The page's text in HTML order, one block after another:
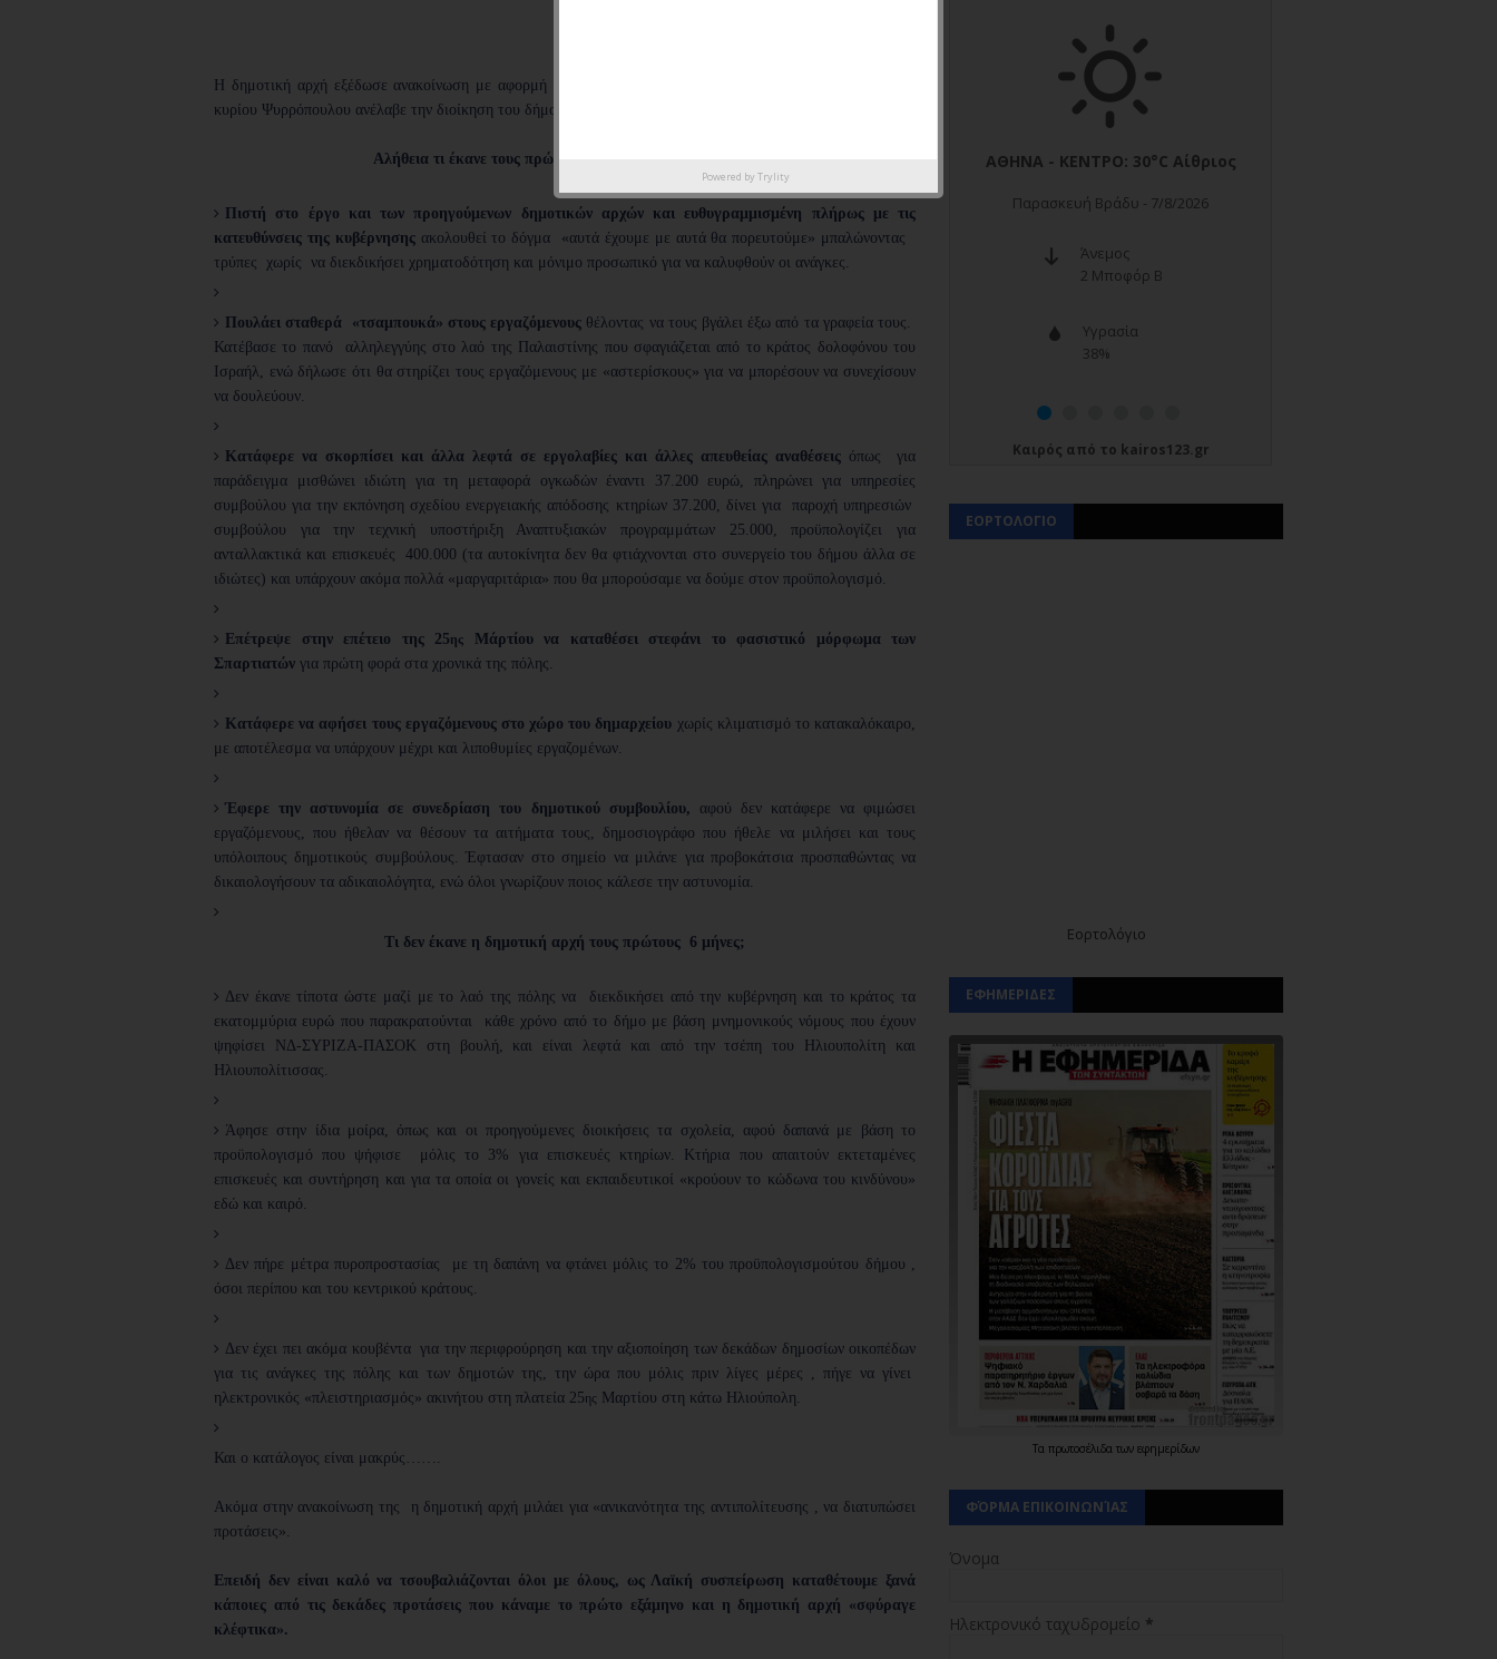
Η δημοτική αρχή εξέδωσε ανακοίνωση με αφορμή την περίοδο 6 μηνών από τότε που η παράταξη του
κυρίου Ψυρρόπουλου ανέλαβε την διοίκηση του δήμου.
Αλήθεια τι έκανε τους πρώτους 6 μήνες η νέα διοίκηση;
Πιστή στο έργο και των προηγούμενων δημοτικών αρχών και ευθυγραμμισμένη πλήρως με τις
κατευθύνσεις της κυβέρνησηςακολουθεί το δόγμα «αυτά έχουμε με αυτά θα πορευτούμε» μπαλώνοντας
τρύπες χωρίς να διεκδικήσει χρηματοδότηση και μόνιμο προσωπικό για να καλυφθούν οι ανάγκες.
Πουλάει σταθερά «τσαμπουκά» στους εργαζόμενους θέλοντας να τους βγάλει έξω από τα γραφεία τους.
Κατέβασε το πανό αλληλεγγύης στο λαό της Παλαιστίνης που σφαγιάζεται από το κράτος δολοφόνου του
Ισραήλ, ενώ δήλωσε ότι θα στηρίζει τους εργαζόμενους με «αστερίσκους» για να μπορέσουν να συνεχίσουν
να δουλεύουν.
Κατάφερε να σκορπίσει και άλλα λεφτά σε εργολαβίες και άλλες απευθείας αναθέσεις όπως για
παράδειγμα μισθώνει ιδιώτη για τη μεταφορά ογκωδών έναντι 37.200 ευρώ, πληρώνει για υπηρεσίες
συμβούλου για την εκπόνηση σχεδίου ενεργειακής απόδοσης κτηρίων 37.200, δίνει για παροχή υπηρεσιών
συμβούλου για την τεχνική υποστήριξη Αναπτυξιακών προγραμμάτων 25.000, προϋπολογίζει για
ανταλλακτικά και επισκευές 400.000 (τα αυτοκίνητα δεν θα φτιάχνονται στο συνεργείο του δήμου άλλα σε
ιδιώτες) και υπάρχουν ακόμα πολλά «μαργαριτάρια» που θα μπορούσαμε να δούμε στον προϋπολογισμό.
Επέτρεψε στην επέτειο της 25ης Μάρτίου να καταθέσει στεφάνι το φασιστικό μόρφωμα των
Σπαρτιατών για πρώτη φορά στα χρονικά της πόλης.
Κατάφερε να αφήσει τους εργαζόμενους στο χώρο του δημαρχείου χωρίς κλιματισμό το κατακαλόκαιρο,
με αποτέλεσμα να υπάρχουν μέχρι και λιποθυμίες εργαζομένων.
Έφερε την αστυνομία σε συνεδρίαση του δημοτικού συμβουλίου, αφού δεν κατάφερε να φιμώσει
εργαζόμενους, που ήθελαν να θέσουν τα αιτήματα τους, δημοσιογράφο που ήθελε να μιλήσει και τους
υπόλοιπους δημοτικούς συμβούλους. Έφτασαν στο σημείο να μιλάνε για προβοκάτσια προσπαθώντας να
δικαιολογήσουν τα αδικαιολόγητα, ενώ όλοι γνωρίζουν ποιος κάλεσε την αστυνομία.
Τι δεν έκανε η δημοτική αρχή τους πρώτους 6 μήνες;
Δεν έκανε τίποτα ώστε μαζί με το λαό της πόλης να διεκδικήσει από την κυβέρνηση και το κράτος τα
εκατομμύρια ευρώ που παρακρατούνται κάθε χρόνο από το δήμο με βάση μνημονικούς νόμους που έχουν
ψηφίσει ΝΔ-ΣΥΡΙΖΑ-ΠΑΣΟΚ στη βουλή, και είναι λεφτά και από την τσέπη του Ηλιουπολίτη και
Ηλιουπολίτισσας.
Άφησε στην ίδια μοίρα, όπως και οι προηγούμενες διοικήσεις τα σχολεία, αφού δαπανά με βάση το
προϋπολογισμό που ψήφισε μόλις το 3% για επισκευές κτηρίων. Κτήρια που απαιτούν εκτεταμένες
επισκευές και συντήρηση και για τα οποία οι γονείς και εκπαιδευτικοί «κρούουν το κώδωνα του κινδύνου»
εδώ και καιρό.
Δεν πήρε μέτρα πυροπροστασίας με τη δαπάνη να φτάνει μόλις το 2% του προϋπολογισμούτου δήμου ,
όσοι περίπου και του κεντρικού κράτους.
Δεν έχει πει ακόμα κουβέντα για την περιφρούρηση και την αξιοποίηση των δεκάδων δημοσίων οικοπέδων
για τις ανάγκες της πόλης και των δημοτών της, την ώρα που μόλις πριν λίγες μέρες , πήγε να γίνει
ηλεκτρονικός «πλειστηριασμός» ακινήτου στη πλατεία 25ης Μαρτίου στη κάτω Ηλιούπολη.
Και ο κατάλογος είναι μακρύς…….
Ακόμα στην ανακοίνωση της η δημοτική αρχή μιλάει για «ανικανότητα της αντιπολίτευσης , να διατυπώσει
προτάσεις».
Επειδή δεν είναι καλό να τσουβαλιάζονται όλοι με όλους, ως Λαϊκή συσπείρωση καταθέτουμε ξανά
κάποιες από τις δεκάδες προτάσεις που κάναμε το πρώτο εξάμηνο και η δημοτική αρχή «σφύραγε
κλέφτικα».
Καιρός από το kairos123.gr
ΕΟΡΤΟΛΟΓΙΟ
Εορτολόγιο
ΕΦΗΜΕΡΙΔΕΣ
Τα πρωτοσέλιδα των εφημερίδων
ΦΌΡΜΑ ΕΠΙΚΟΙΝΩΝΊΑΣ
Όνομα
Ηλεκτρονικό ταχυδρομείο *
Powered byTrylity